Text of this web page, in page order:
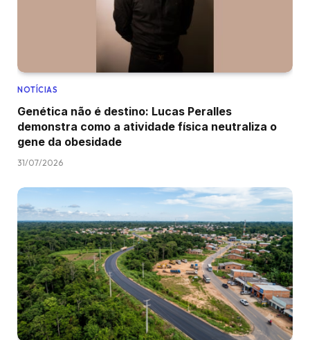
NOTÍCIAS
Genética não é destino: Lucas Peralles
demonstra como a atividade física neutraliza o
gene da obesidade
31/07/2026